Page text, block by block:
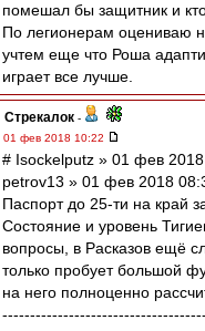
помешал бы защитник и
По легионерам оцениваю
учтем еще что Роша
играет все лучше.
Стрекалок -
01 фев 2018 10:22
# Isockelputz » 01 фев 2018
petrov13 » 01 фев 2018
Паспорт до 25-ти на край
Состояние и уровень
вопросы, в Расказов ещё
только пробует большой
на него полноценно